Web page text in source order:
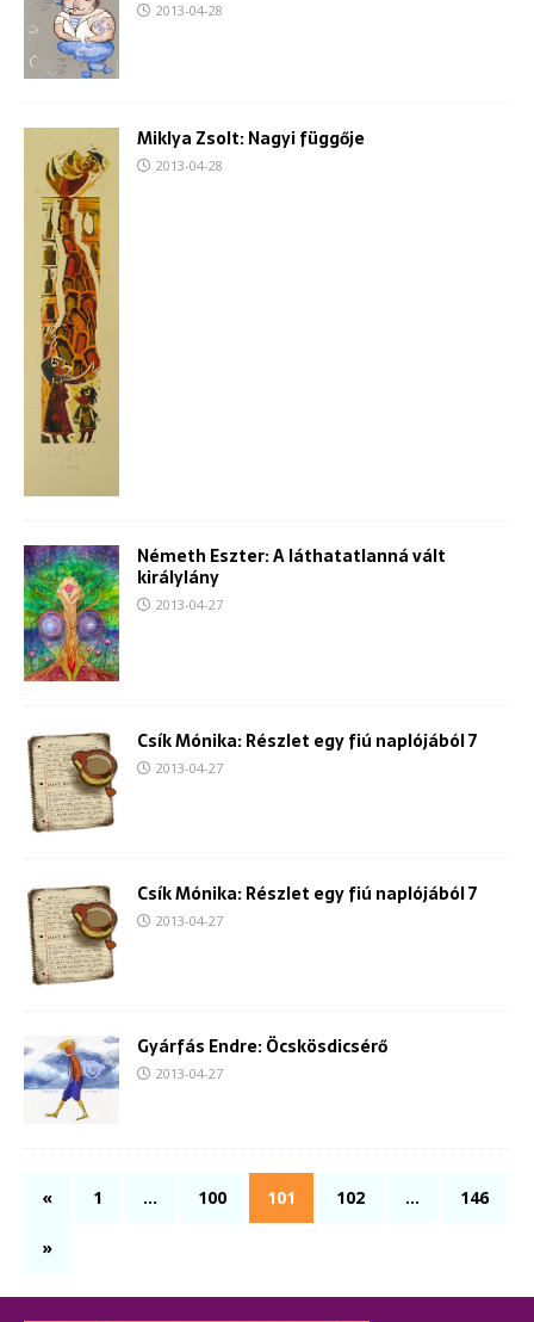
2013-04-28
Miklya Zsolt: Nagyi függője
2013-04-28
Németh Eszter: A láthatatlanná vált
királylány
2013-04-27
Csík Mónika: Részlet egy fiú naplójából 7
2013-04-27
Csík Mónika: Részlet egy fiú naplójából 7
2013-04-27
Gyárfás Endre: Öcskösdicsérő
2013-04-27
« 1 … 100 101 102 … 146
»